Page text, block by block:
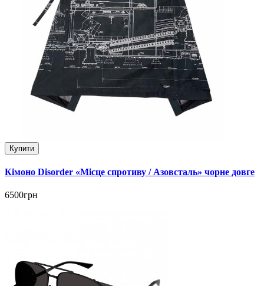
Купити
Кімоно Disorder «Місце спротиву / Азовсталь» чорне довге
6500грн